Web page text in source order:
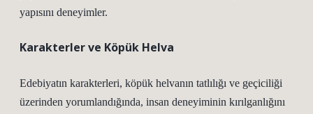
yapısını deneyimler.
Karakterler ve Köpük Helva
Edebiyatın karakterleri, köpük helvanın tatlılığı ve geçiciliği
üzerinden yorumlandığında, insan deneyiminin kırılganlığını